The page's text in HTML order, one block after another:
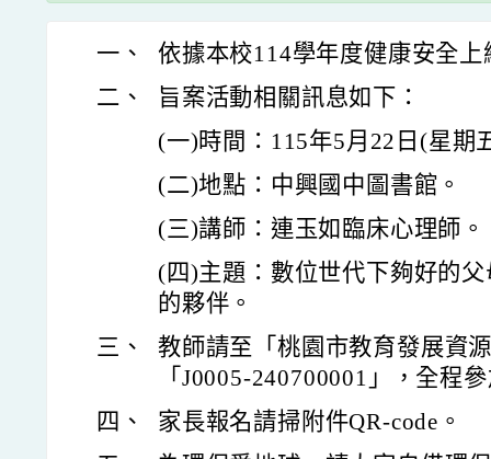
一、
依據本校114學年度健康安全
二、
旨案活動相關訊息如下：
(一)時間：115年5月22日(星期
(二)地點：中興國中圖書館。
(三)講師：連玉如臨床心理師。
(四)主題：數位世代下夠好的
的夥伴。
三、
教師請至「桃園市教育發展資
「J0005-240700001」，全程
四、
家長報名請掃附件QR-code。